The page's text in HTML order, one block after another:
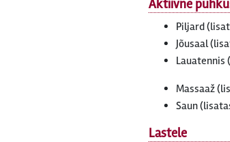
Aktiivne
Piljard
Jõusaal
Lauatennis
Massaaž
Saun
Lastele